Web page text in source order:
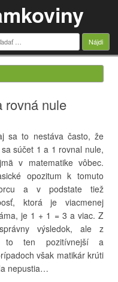
rovná nule
sa to nestáva často, že
súčet 1 a 1 rovnal nule,
v matematike vôbec.
opozitum k tomuto
a v podstate tiež
ktorá je viacmenej
je 1 + 1 = 3 a viac. Z
výsledok, ale z
to ten pozitívnejší a
však matikár krúti
nepustia…